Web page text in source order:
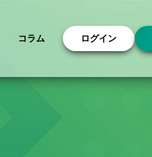
コラム ログイン